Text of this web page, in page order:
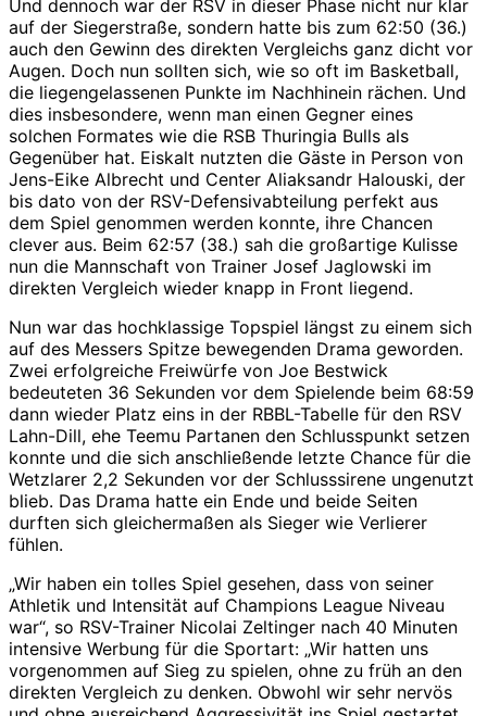
Und dennoch war der RSV in dieser Phase nicht nur klar
auf der Siegerstraße, sondern hatte bis zum 62:50 (36.)
auch den Gewinn des direkten Vergleichs ganz dicht vor
Augen. Doch nun sollten sich, wie so oft im Basketball,
die liegengelassenen Punkte im Nachhinein rächen. Und
dies insbesondere, wenn man einen Gegner eines
solchen Formates wie die RSB Thuringia Bulls als
Gegenüber hat. Eiskalt nutzten die Gäste in Person von
Jens-Eike Albrecht und Center Aliaksandr Halouski, der
bis dato von der RSV-Defensivabteilung perfekt aus
dem Spiel genommen werden konnte, ihre Chancen
clever aus. Beim 62:57 (38.) sah die großartige Kulisse
nun die Mannschaft von Trainer Josef Jaglowski im
direkten Vergleich wieder knapp in Front liegend.
Nun war das hochklassige Topspiel längst zu einem sich
auf des Messers Spitze bewegenden Drama geworden.
Zwei erfolgreiche Freiwürfe von Joe Bestwick
bedeuteten 36 Sekunden vor dem Spielende beim 68:59
dann wieder Platz eins in der RBBL-Tabelle für den RSV
Lahn-Dill, ehe Teemu Partanen den Schlusspunkt setzen
konnte und die sich anschließende letzte Chance für die
Wetzlarer 2,2 Sekunden vor der Schlusssirene ungenutzt
blieb. Das Drama hatte ein Ende und beide Seiten
durften sich gleichermaßen als Sieger wie Verlierer
fühlen.
„Wir haben ein tolles Spiel gesehen, dass von seiner
Athletik und Intensität auf Champions League Niveau
war“, so RSV-Trainer Nicolai Zeltinger nach 40 Minuten
intensive Werbung für die Sportart: „Wir hatten uns
vorgenommen auf Sieg zu spielen, ohne zu früh an den
direkten Vergleich zu denken. Obwohl wir sehr nervös